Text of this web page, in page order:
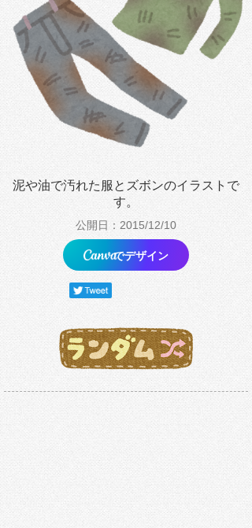
泥や油で汚れた服とズボンのイラストで
す。
公開日：2015/12/10
でデザイン